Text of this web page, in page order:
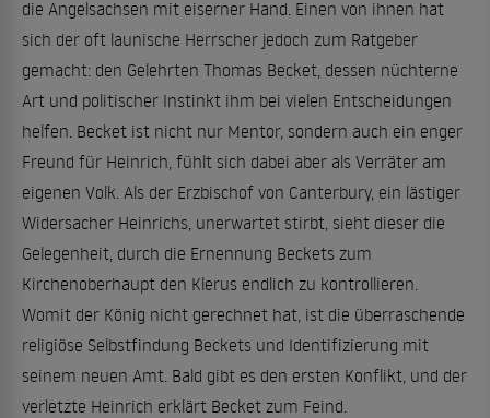
die Angelsachsen mit eiserner Hand. Einen von ihnen hat
sich der oft launische Herrscher jedoch zum Ratgeber
gemacht: den Gelehrten Thomas Becket, dessen nüchterne
Art und politischer Instinkt ihm bei vielen Entscheidungen
helfen. Becket ist nicht nur Mentor, sondern auch ein enger
Freund für Heinrich, fühlt sich dabei aber als Verräter am
eigenen Volk. Als der Erzbischof von Canterbury, ein lästiger
Widersacher Heinrichs, unerwartet stirbt, sieht dieser die
Gelegenheit, durch die Ernennung Beckets zum
Kirchenoberhaupt den Klerus endlich zu kontrollieren.
Womit der König nicht gerechnet hat, ist die überraschende
religiöse Selbstfindung Beckets und Identifizierung mit
seinem neuen Amt. Bald gibt es den ersten Konflikt, und der
verletzte Heinrich erklärt Becket zum Feind.